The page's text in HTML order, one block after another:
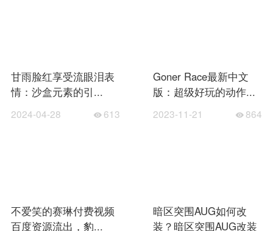
甘雨脸红享受流眼泪表
情：沙盒元素的引...
2024-04-28 613
Goner Race最新中文
版：超级好玩的动作...
2023-11-21 864
不爱笑的赛琳付费视频
百度资源流出，豹...
暗区突围AUG如何改
装？暗区突围AUG改装